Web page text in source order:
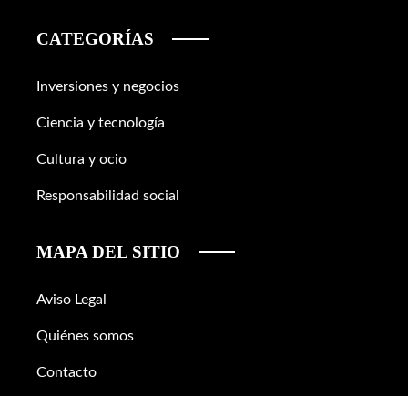
CATEGORÍAS
Inversiones y negocios
Ciencia y tecnología
Cultura y ocio
Responsabilidad social
MAPA DEL SITIO
Aviso Legal
Quiénes somos
Contacto